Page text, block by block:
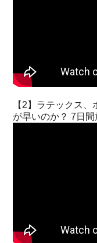
【2】ラテックス
が早いのか？ 7日間